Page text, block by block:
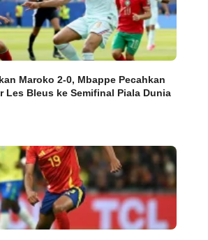
Maroko 2-0, Mbappe Pecahkan
Les Bleus ke Semifinal Piala Dunia